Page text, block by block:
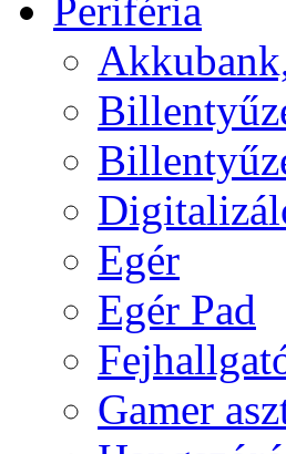
Periféria
Egér
Egér Pad
Gamer